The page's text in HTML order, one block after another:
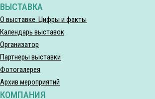
ВЫСТАВКА
О выставке. Цифры и факты
Календарь выставок
Организатор
Партнеры выставки
Фотогалерея
Архив мероприятий
КОМПАНИЯ